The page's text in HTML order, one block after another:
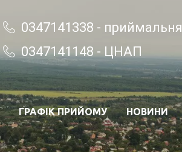
0347141338 - приймальня
0347141148 - ЦНАП
ГРАФІК ПРИЙОМУ НОВИНИ